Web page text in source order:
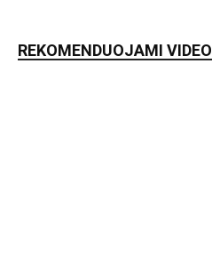
REKOMENDUOJAMI VIDEO